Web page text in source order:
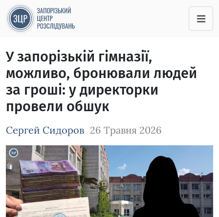
У запорізькій гімназії,
можливо, бронювали людей
за гроші: у директорки
провели обшук
Сергей Сидоров 26 Травня 2026
Зображення завантажується